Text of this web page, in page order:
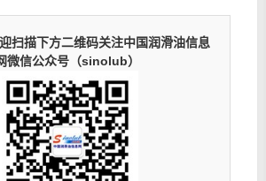
扫描下方二维码关注中国润滑油信息
微信公众号（sinolub）